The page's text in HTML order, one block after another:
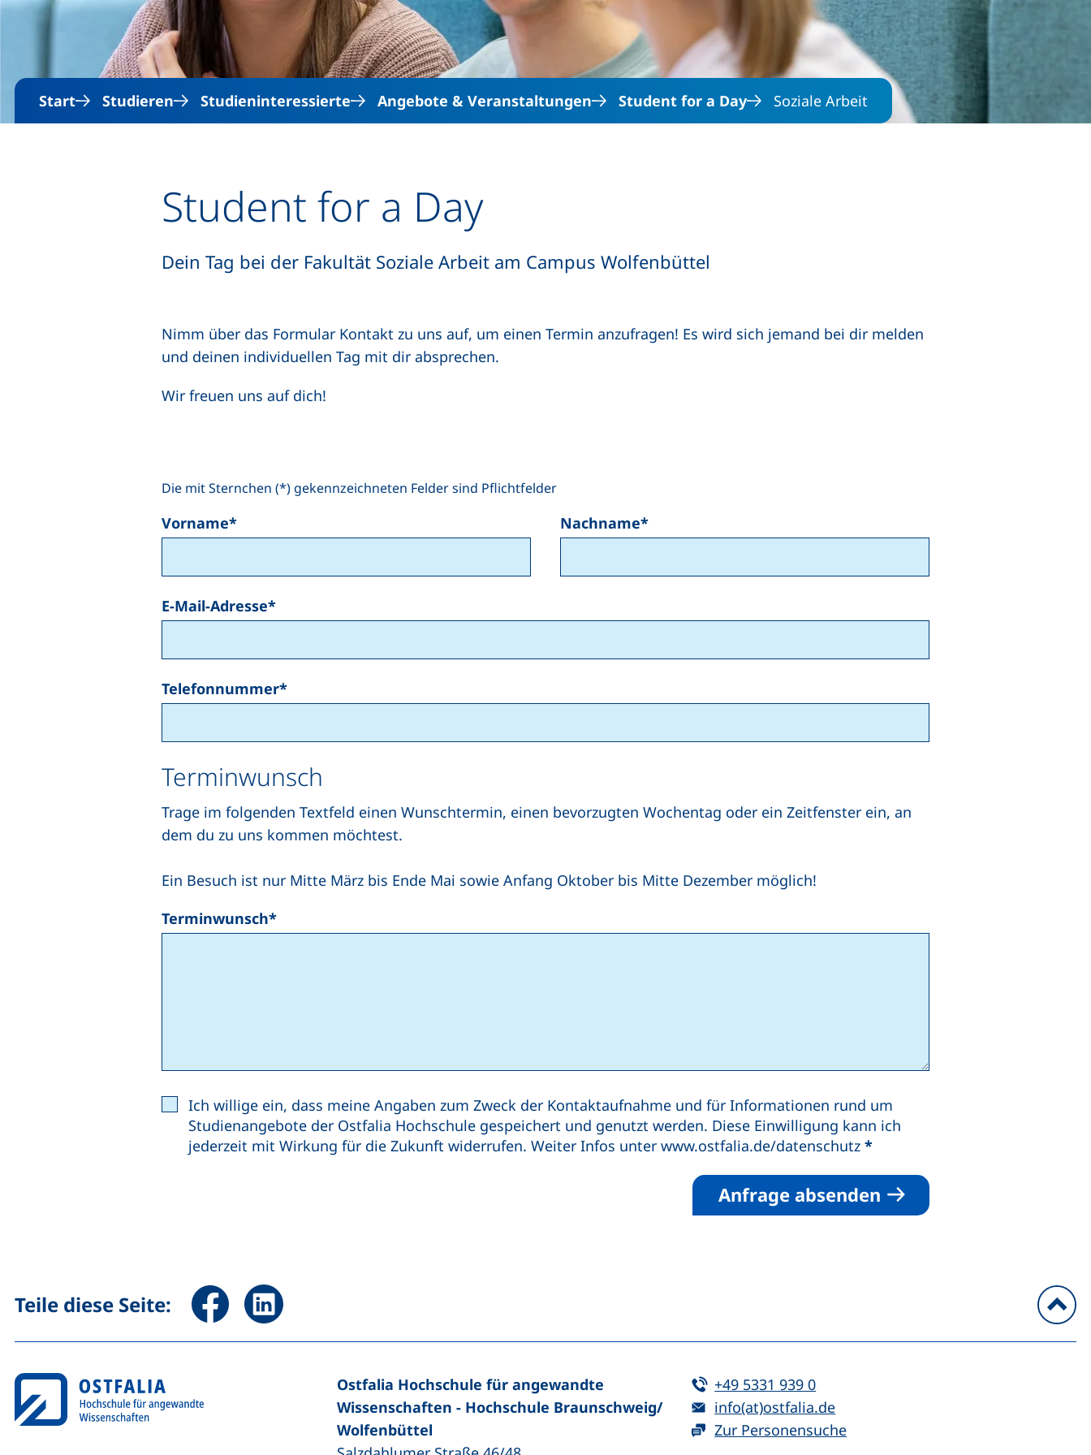
Start Studieren Studieninteressierte Angebote & Veranstaltungen Student for a Day Soziale Arbeit
Student for a Day
Dein Tag bei der Fakultät Soziale Arbeit am Campus Wolfenbüttel
Nimm über das Formular Kontakt zu uns auf, um einen Termin anzufragen! Es wird sich jemand bei dir melden
und deinen individuellen Tag mit dir absprechen.
Wir freuen uns auf dich!
Die mit Sternchen (*) gekennzeichneten Felder sind Pflichtfelder
Vorname* Nachname*
E-Mail-Adresse*
Telefonnummer*
Terminwunsch
Trage im folgenden Textfeld einen Wunschtermin, einen bevorzugten Wochentag oder ein Zeitfenster ein, an
dem du zu uns kommen möchtest.
Ein Besuch ist nur Mitte März bis Ende Mai sowie Anfang Oktober bis Mitte Dezember möglich!
Terminwunsch*
Ich willige ein, dass meine Angaben zum Zweck der Kontaktaufnahme und für Informationen rund um
Studienangebote der Ostfalia Hochschule gespeichert und genutzt werden. Diese Einwilligung kann ich
jederzeit mit Wirkung für die Zukunft widerrufen. Weiter Infos unter www.ostfalia.de/datenschutz *
Anfrage absenden
Teile diese Seite: Seite über Facebook teilen (externer Link, öffnet neues Fenster)
Seite über LinkedIn teilen (externer Link, öffnet neues Fenster)
Ostfalia Hochschule für angewandte
Wissenschaften - Hochschule Braunschweig/​
Wolfenbüttel
Tel:
+49 5331 939 0(startet einen Telefonanruf, wenn Ihr
E-Mail:
info(at)ostfalia.de(öffnet Ihr E-Mail-Programm)
Zur Personensuche